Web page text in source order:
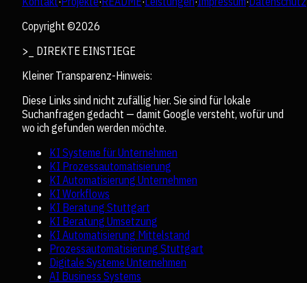
Copyright ©2026
>_ DIREKTE EINSTIEGE
Kleiner Transparenz-Hinweis:
Diese Links sind nicht zufällig hier. Sie sind für lokale
Suchanfragen gedacht — damit Google versteht, wofür und
wo ich gefunden werden möchte.
KI Systeme für Unternehmen
KI Prozessautomatisierung
KI Automatisierung Unternehmen
KI Workflows
KI Beratung Stuttgart
KI Beratung Umsetzung
KI Automatisierung Mittelstand
Prozessautomatisierung Stuttgart
Digitale Systeme Unternehmen
AI Business Systems